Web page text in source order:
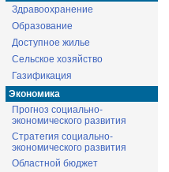
Здравоохранение
Образование
Доступное жилье
Сельское хозяйство
Газификация
Экономика
Прогноз социально-
экономического развития
Стратегия социально-
экономического развития
Областной бюджет